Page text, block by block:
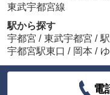
東武宇都宮線
駅から探す
宇都宮 / 東武宇都宮 /
宇都宮駅東口 / 岡本 /
電